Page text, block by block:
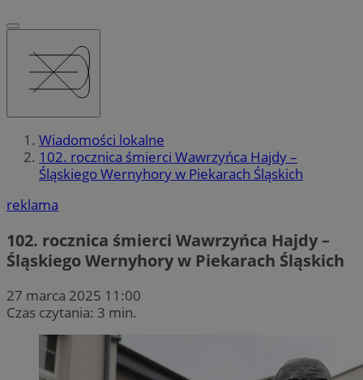
Wiadomości lokalne
102. rocznica śmierci Wawrzyńca Hajdy –
Śląskiego Wernyhory w Piekarach Śląskich
reklama
102. rocznica śmierci Wawrzyńca Hajdy –
Śląskiego Wernyhory w Piekarach Śląskich
27 marca 2025 11:00
Czas czytania: 3 min.